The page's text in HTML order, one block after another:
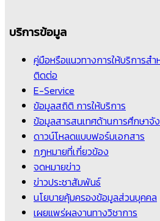
บริการข้อมูล
คู่มือหรือแนวทางการให้บริการส
ติดต่อ
E-Service
ข้อมูลสถิติ การให้บริการ
ข้อมูลสารสนเทศด้านการศึกษาจั
ดาวน์โหลดแบบฟอร์มเอกสาร
กฏหมายที่เกี่ยวข้อง
จดหมายข่าว
ข่าวประชาสัมพันธ์
นโยบายคุ้มครองข้อมูลส่วนบุคคล
เผยแพร่ผลงานทางวิชาการ